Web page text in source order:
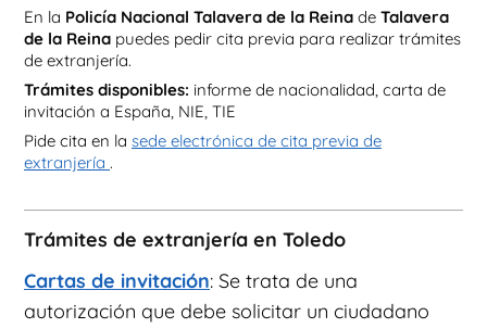
En la Policía Nacional Talavera de la Reina de Talavera
de la Reina puedes pedir cita previa para realizar trámites
de extranjería.
Trámites disponibles: informe de nacionalidad, carta de
invitación a España, NIE, TIE
Pide cita en la sede electrónica de cita previa de
extranjería .
Trámites de extranjería en Toledo
Cartas de invitación: Se trata de una
autorización que debe solicitar un ciudadano